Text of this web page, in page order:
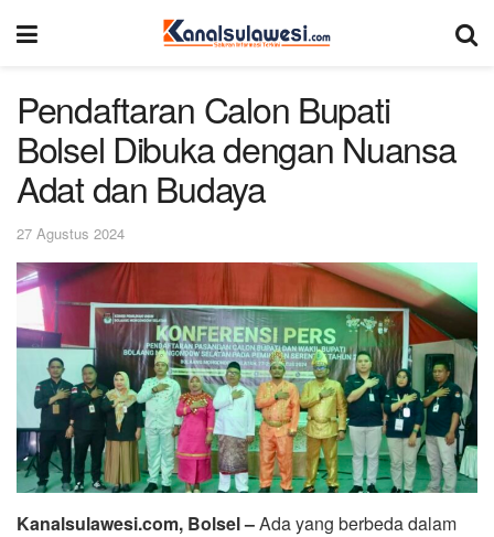
Pendaftaran Calon Bupati
Bolsel Dibuka dengan Nuansa
Adat dan Budaya
27 Agustus 2024
Kanalsulawesi.com, Bolsel –Ada yang berbeda dalam